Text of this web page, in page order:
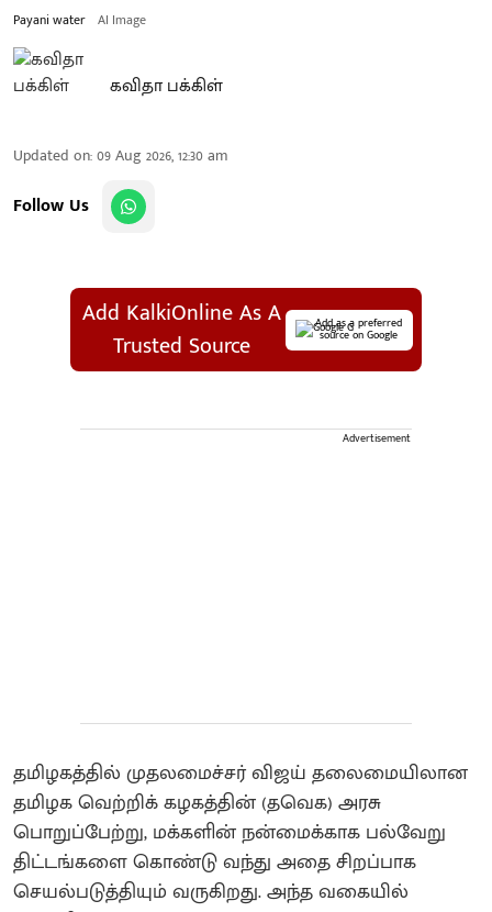
Payani water AI Image
கவிதா பக்கிள்
Updated on:09 Aug 2026, 12:30 am
Follow Us
Add KalkiOnline As A
Trusted Source
Add as a preferred
source on Google
Advertisement
தமிழகத்தில் முதலமைச்சர் விஜய் தலைமையிலான
தமிழக வெற்றிக் கழகத்தின் (தவெக) அரசு
பொறுப்பேற்று, மக்களின் நன்மைக்காக பல்வேறு
திட்டங்களை கொண்டு வந்து அதை சிறப்பாக
செயல்படுத்தியும் வருகிறது. அந்த வகையில்